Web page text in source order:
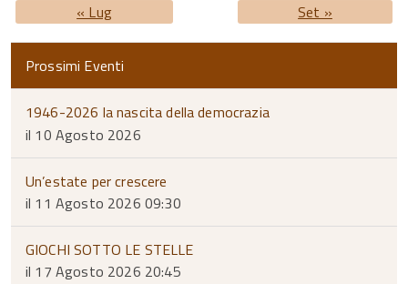
« Lug
Set »
Prossimi Eventi
1946-2026 la nascita della democrazia
il 10 Agosto 2026
Un’estate per crescere
il 11 Agosto 2026 09:30
GIOCHI SOTTO LE STELLE
il 17 Agosto 2026 20:45